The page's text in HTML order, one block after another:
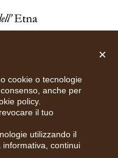
cookie o tecnologie
anche per
policy.
il tuo
utilizzando il
informativa, continui
×